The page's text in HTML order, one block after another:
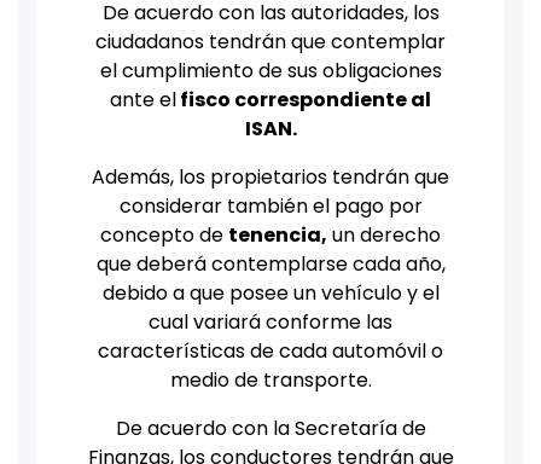
De acuerdo con las autoridades, los
ciudadanos tendrán que contemplar
el cumplimiento de sus obligaciones
ante elfisco correspondiente al
ISAN.
Además, los propietarios tendrán que
considerar también el pago por
concepto de tenencia, un derecho
que deberá contemplarse cada año,
debido a que posee un vehículo y el
cual variará conforme las
características de cada automóvil o
medio de transporte.
De acuerdo con la Secretaría de
Finanzas, los conductores tendrán que